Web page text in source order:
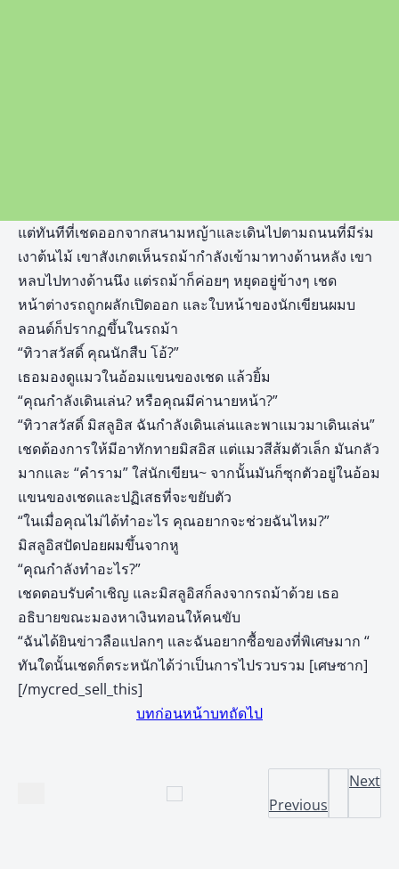
แต่ทันทีที่เชดออกจากสนามหญ้าและเดินไปตามถนนที่มีร่ม
เงาต้นไม้ เขาสังเกตเห็นรถม้ากำลังเข้ามาทางด้านหลัง เขา
หลบไปทางด้านนึง แต่รถม้าก็ค่อยๆ หยุดอยู่ข้างๆ เชด
หน้าต่างรถถูกผลักเปิดออก และใบหน้าของนักเขียนผมบ
ลอนด์ก็ปรากฏขึ้นในรถม้า
“ทิวาสวัสดิ์ คุณนักสืบ โอ้?”
เธอมองดูแมวในอ้อมแขนของเชด แล้วยิ้ม
“คุณกำลังเดินเล่น? หรือคุณมีค่านายหน้า?”
“ทิวาสวัสดิ์ มิสลูอิส ฉันกำลังเดินเล่นและพาแมวมาเดินเล่น”
เชดต้องการให้มีอาทักทายมิสอิส แต่แมวสีส้มตัวเล็ก มันกลัว
มากและ “คำราม” ใส่นักเขียน~ จากนั้นมันก็ซุกตัวอยู่ในอ้อม
แขนของเชดและปฏิเสธที่จะขยับตัว
“ในเมื่อคุณไม่ได้ทำอะไร คุณอยากจะช่วยฉันไหม?”
มิสลูอิสปัดปอยผมขึ้นจากหู
“คุณกำลังทำอะไร?”
เชดตอบรับคำเชิญ และมิสลูอิสก็ลงจากรถม้าด้วย เธอ
อธิบายขณะมองหาเงินทอนให้คนขับ
“ฉันได้ยินข่าวลือแปลกๆ และฉันอยากซื้อของที่พิเศษมาก “
ทันใดนั้นเชดก็ตระหนักได้ว่าเป็นการไปรวบรวม [เศษซาก]
[/mycred_sell_this]
บทก่อนหน้าบทถัดไป
Previous
Next